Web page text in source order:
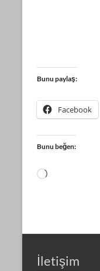
Bunu paylaş:
Facebook
Bunu beğen:
Yükleniyor...
İletişim